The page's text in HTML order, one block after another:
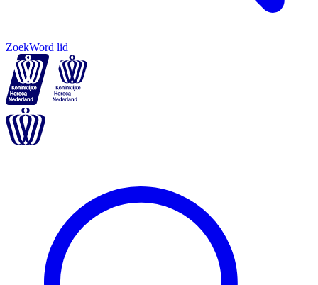
ZoekWord lid